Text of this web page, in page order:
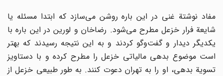
مفاد نوشتة غنی در این باره روشن می‌سازد که ابتدا مسئله یا
شایعة فرار خزعل مطرح می‌شود. رضاخان و لورین در این باره با
یکدیگر دیدار و گفت‌وگو کردند و به این نتیجه رسیدند که بهتر
است موضوع بدهی مالیاتی خزعل را مطرح کرده و با دستاویز
تسویة بدهی، او را به تهران دعوت کنند. به طور طبیعی خزعل از